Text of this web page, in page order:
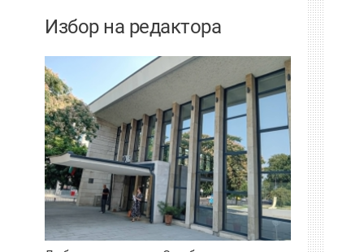
Избор на редактора